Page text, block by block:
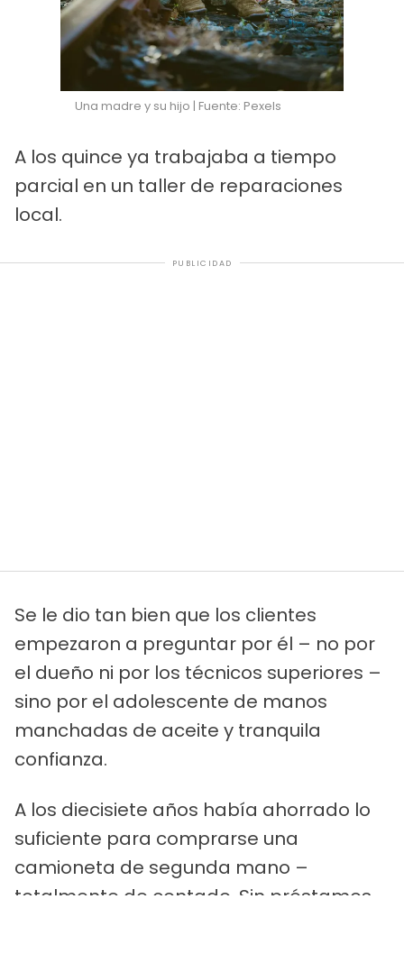
Una madre y su hijo | Fuente: Pexels
A los quince ya trabajaba a tiempo
parcial en un taller de reparaciones
local.
PUBLICIDAD
Se le dio tan bien que los clientes
empezaron a preguntar por él – no por
el dueño ni por los técnicos superiores –
sino por el adolescente de manos
manchadas de aceite y tranquila
confianza.
A los diecisiete años había ahorrado lo
suficiente para comprarse una
camioneta de segunda mano –
totalmente de contado. Sin préstamos.